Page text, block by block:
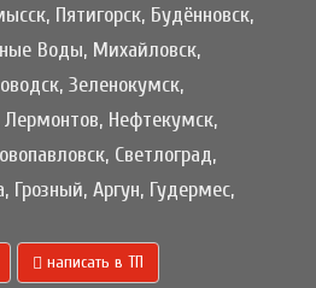
Пятигорск, Будённовск,
Воды, Михайловск,
Зеленокумск,
Нефтекумск,
Светлоград,
Грозный, Аргун, Гудермес,
написать в ТП